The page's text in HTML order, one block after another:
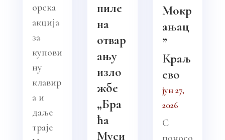
орска
акција
за
купови
ну
клавир
а и
даље
траје
пиле
на
отвар
ању
изло
жбе
„Бра
ћа
Муси
Мокр
ањац
”
Краљ
ево
јун 27,
2026
С